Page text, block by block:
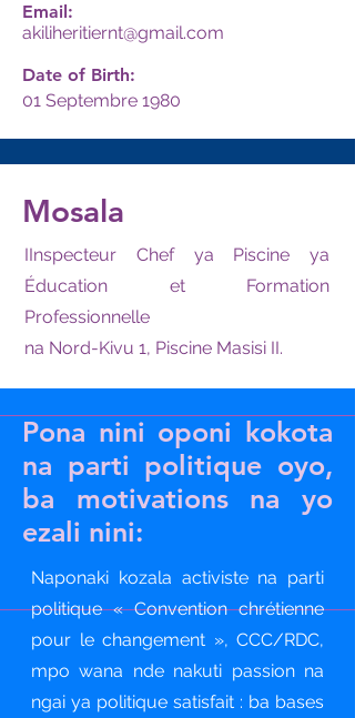
Email:
akiliheritiernt@gmail.com
Date of Birth:
01 Septembre 1980
Mosala
IInspecteur Chef ya Piscine ya
Éducation et Formation
Professionnelle
na Nord-Kivu 1, Piscine Masisi II.
Pona nini oponi kokota
na parti politique oyo,
ba motivations na yo
ezali nini:
Naponaki kozala activiste na parti
politique « Convention chrétienne
pour le changement », CCC/RDC,
mpo wana nde nakuti passion na
ngai ya politique satisfait : ba bases